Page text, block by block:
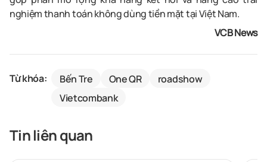
nghiệm thanh toán không dùng tiền mặt tại Việt Nam.
VCB News
Từ khóa: Bến Tre One QR
roadshow
Vietcombank
Tin liên quan